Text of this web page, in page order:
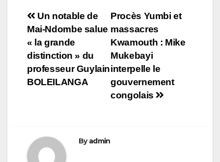
Navigation
de
l’article
Procès Yumbi et
massacres
Kwamouth : Mike
Mukebayi
interpelle le
gouvernement
congolais
Un notable de
Mai-Ndombe salue
« la grande
distinction » du
professeur Guylain
BOLEILANGA
Byadmin